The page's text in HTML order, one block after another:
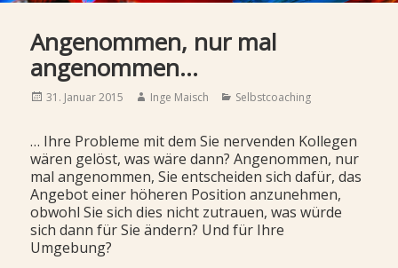
Angenommen, nur mal
angenommen…
Posted
31. Januar 2015 Author
Inge Maisch Categories
Selbstcoaching
… Ihre Probleme mit dem Sie nervenden Kollegen
wären gelöst, was wäre dann? Angenommen, nur
mal angenommen, Sie entscheiden sich dafür, das
Angebot einer höheren Position anzunehmen,
obwohl Sie sich dies nicht zutrauen, was würde
sich dann für Sie ändern? Und für Ihre
Umgebung?